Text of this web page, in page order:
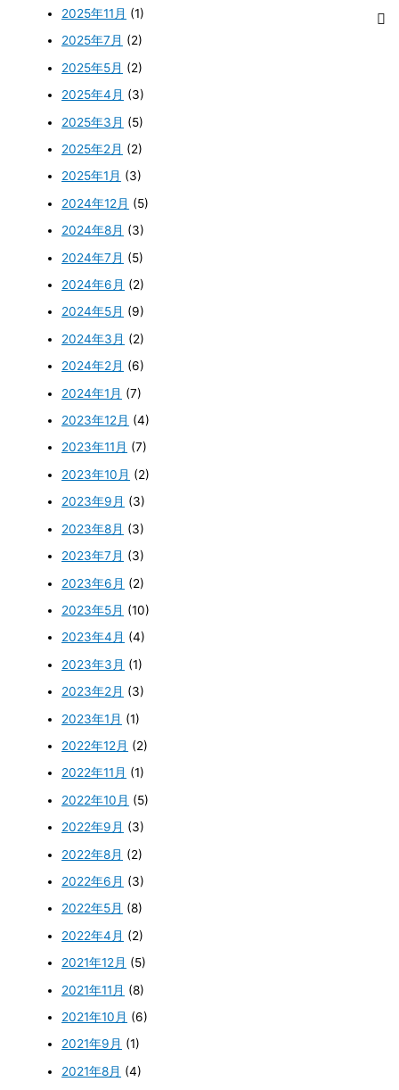
2025年11月 (1)
2025年7月 (2)
2025年5月 (2)
2025年4月 (3)
2025年3月 (5)
2025年2月 (2)
2025年1月 (3)
2024年12月 (5)
2024年8月 (3)
2024年7月 (5)
2024年6月 (2)
2024年5月 (9)
2024年3月 (2)
2024年2月 (6)
2024年1月 (7)
2023年12月 (4)
2023年11月 (7)
2023年10月 (2)
2023年9月 (3)
2023年8月 (3)
2023年7月 (3)
2023年6月 (2)
2023年5月 (10)
2023年4月 (4)
2023年3月 (1)
2023年2月 (3)
2023年1月 (1)
2022年12月 (2)
2022年11月 (1)
2022年10月 (5)
2022年9月 (3)
2022年8月 (2)
2022年6月 (3)
2022年5月 (8)
2022年4月 (2)
2021年12月 (5)
2021年11月 (8)
2021年10月 (6)
2021年9月 (1)
2021年8月 (4)